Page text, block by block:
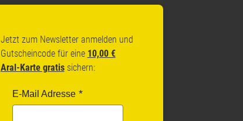
Jetzt zum Newsletter anmelden und
Gutscheincode für eine 10,00 €
Aral-Karte gratissichern:
E-Mail Adresse